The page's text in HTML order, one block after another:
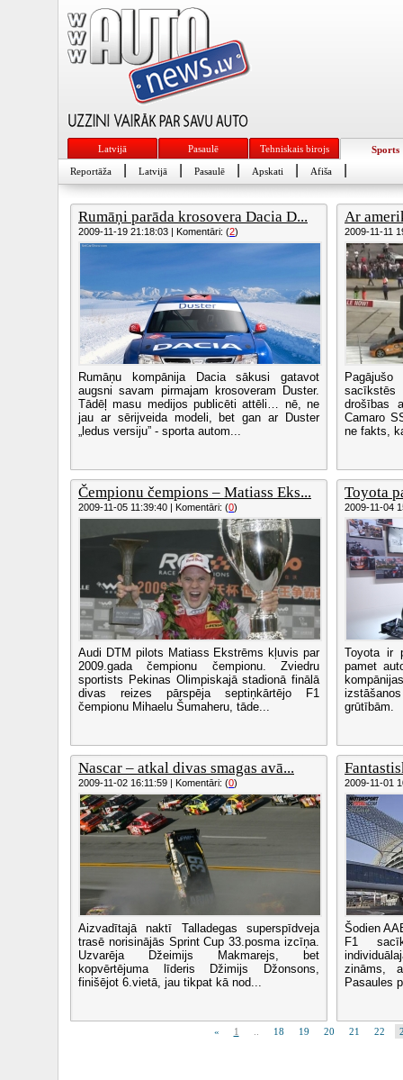
Latvijā Pasaulē Tehniskais birojs
Sports
Reportāža
Latvijā Pasaulē Apskati Afiša
Rumāņi parāda krosovera Dacia D...
2009-11-19 21:18:03 | Komentāri: (2)
Rumāņu kompānija Dacia sākusi gatavot
augsni savam pirmajam krosoveram Duster.
Tādēļ masu medijos publicēti attēli… nē, ne
jau ar sērijveida modeli, bet gan ar Duster
„ledus versiju” - sporta autom...
Ar
2009-11-11
drošības
Camaro
ne fakts,
Čempionu čempions – Matiass Eks...
2009-11-05 11:39:40 | Komentāri: (0)
Audi DTM pilots Matiass Ekstrēms kļuvis par
2009.gada čempionu čempionu. Zviedru
sportists Pekinas Olimpiskajā stadionā finālā
divas reizes pārspēja septiņkārtējo F1
čempionu Mihaelu Šumaheru, tāde...
Toyota
2009-11-04
Toyota ir
pamet
grūtībām.
Nascar – atkal divas smagas avā...
2009-11-02 16:11:59 | Komentāri: (0)
Aizvadītajā naktī Talladegas superspīdveja
trasē norisinājās Sprint Cup 33.posma izcīņa.
Uzvarēja Džeimijs Makmarejs, bet
kopvērtējuma līderis Džimijs Džonsons,
finišējot 6.vietā, jau tikpat kā nod...
2009-11-01
Šodien
F1
zināms,
Pasaules
« 1 18 19 20 21 22